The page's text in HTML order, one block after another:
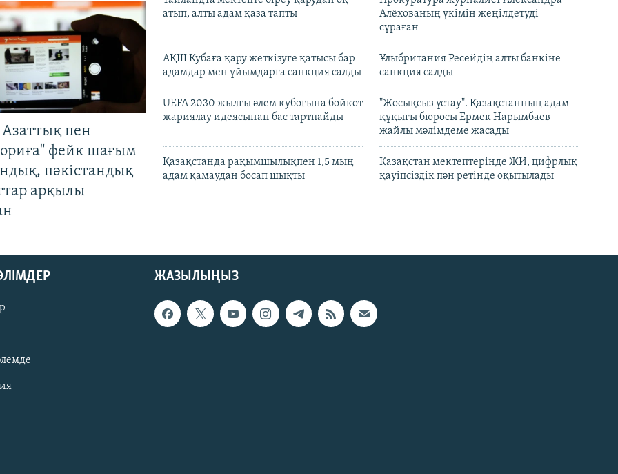
Азаттық пен
фейк шағым
пәкістандық
арқылы
атып, алты адам қаза тапты
Алёхованың үкімін жеңілдетуді
сұраған
АҚШ Кубаға қару жеткізуге қатысы бар
адамдар мен ұйымдарға санкция салды
Ұлыбритания Ресейдің алты банкіне
санкция салды
UEFA 2030 жылғы әлем кубогына бойкот
жариялау идеясынан бас тартпайды
"Жосықсыз ұстау". Қазақстанның адам
құқығы бюросы Ермек Нарымбаев
жайлы мәлімдеме жасады
Қазақстанда рақымшылықпен 1,5 мың
адам қамаудан босап шықты
Қазақстан мектептерінде ЖИ, цифрлық
қауіпсіздік пән ретінде оқытылады
ЖАЗЫЛЫҢЫЗ